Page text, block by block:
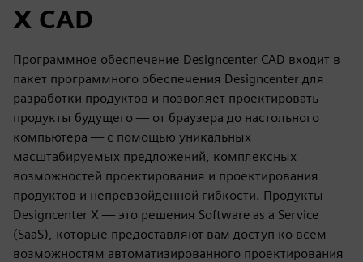
X CAD
Программное обеспечение Designcenter CAD входит в
пакет программного обеспечения Designcenter для
разработки продуктов и позволяет проектировать
продукты будущего — от браузера до настольного
компьютера — с помощью уникальных
масштабируемых предложений, комплексных
возможностей проектирования и проектирования
продуктов и непревзойденной гибкости. Продукты
Designcenter X — это решения Software as a Service
(SaaS), которые предоставляют вам доступ ко всем
возможностям автоматизированного проектирования